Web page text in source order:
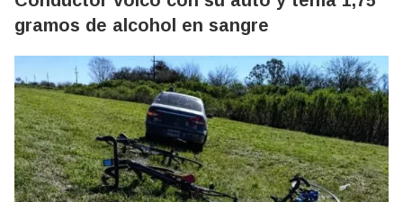
gramos de alcohol en sangre